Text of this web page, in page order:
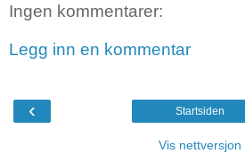
Ingen kommentarer:
Legg inn en kommentar
‹ Startsiden
Vis nettversjon